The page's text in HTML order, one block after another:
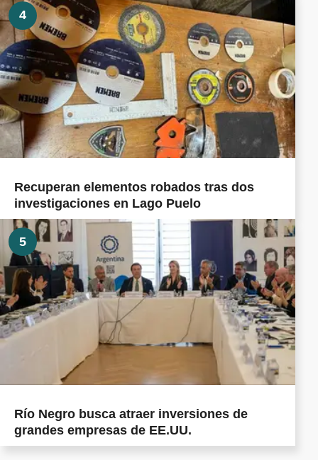
4
Recuperan elementos robados tras dos
investigaciones en Lago Puelo
5
Río Negro busca atraer inversiones de
grandes empresas de EE.UU.